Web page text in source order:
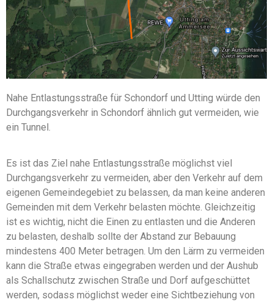
Nahe Entlastungsstraße für Schondorf und Utting würde den
Durchgangsverkehr in Schondorf ähnlich gut vermeiden, wie
ein Tunnel.
Es ist das Ziel nahe Entlastungsstraße möglichst viel
Durchgangsverkehr zu vermeiden, aber den Verkehr auf dem
eigenen Gemeindegebiet zu belassen, da man keine anderen
Gemeinden mit dem Verkehr belasten möchte. Gleichzeitig
ist es wichtig, nicht die Einen zu entlasten und die Anderen
zu belasten, deshalb sollte der Abstand zur Bebauung
mindestens 400 Meter betragen. Um den Lärm zu vermeiden
kann die Straße etwas eingegraben werden und der Aushub
als Schallschutz zwischen Straße und Dorf aufgeschüttet
werden, sodass möglichst weder eine Sichtbeziehung von